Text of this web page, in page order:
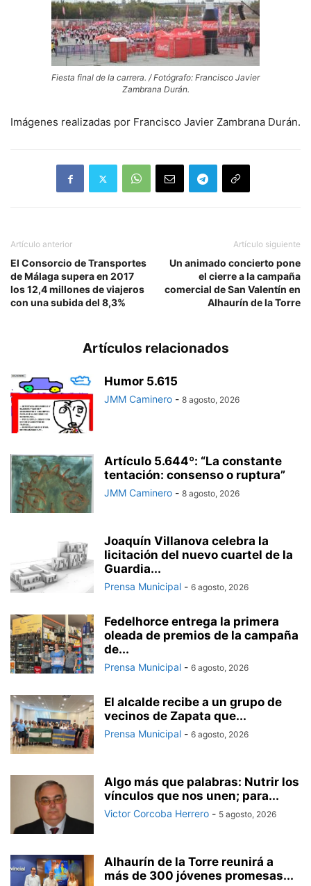
Fiesta final de la carrera. / Fotógrafo: Francisco Javier
Zambrana Durán.
Imágenes realizadas por Francisco Javier Zambrana Durán.
Artículo anterior
El Consorcio de Transportes
de Málaga supera en 2017
los 12,4 millones de viajeros
con una subida del 8,3%
Artículo siguiente
Un animado concierto pone
el cierre a la campaña
comercial de San Valentín en
Alhaurín de la Torre
Artículos relacionados
Humor 5.615
JMM Caminero - 8 agosto, 2026
Artículo 5.644º: “La constante
tentación: consenso o ruptura”
JMM Caminero - 8 agosto, 2026
Joaquín Villanova celebra la
licitación del nuevo cuartel de la
Guardia...
Prensa Municipal - 6 agosto, 2026
Fedelhorce entrega la primera
oleada de premios de la campaña
de...
Prensa Municipal - 6 agosto, 2026
El alcalde recibe a un grupo de
vecinos de Zapata que...
Prensa Municipal - 6 agosto, 2026
Algo más que palabras: Nutrir los
vínculos que nos unen; para...
Victor Corcoba Herrero - 5 agosto, 2026
Alhaurín de la Torre reunirá a
más de 300 jóvenes promesas...